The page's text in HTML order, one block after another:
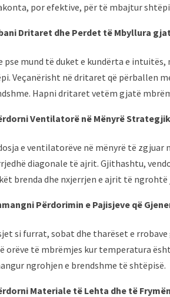
por efektive, për të mbajtur
Dritaret dhe Perdet të Mbyllura
pse mund të duket e kundërta e
Veçanërisht në dritaret që përballen
Hapni dritaret vetëm gjatë
Ventilatorë në Mënyrë
e ventilatorëve në mënyrë të
diagonale të ajrit. Gjithashtu,
brenda dhe nxjerrjen e ajrit të ngrohtë
Përdorimin e Pajisjeve që
si furrat, sobat dhe tharëset e
orëve të mbrëmjes kur temperatura
ngrohjen e brendshme të shtëpisë.
Materiale të Lehta dhe të